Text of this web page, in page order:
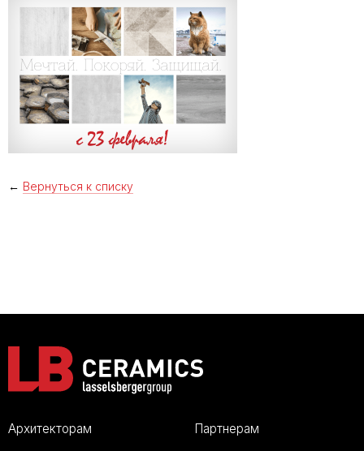
← Вернуться к списку
Архитекторам Партнерам